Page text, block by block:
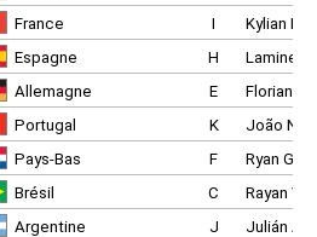
France I
Kylian
Espagne H
Lamine
Allemagne E
Florian
Portugal K
João
Pays-Bas F
Ryan
Brésil C
Rayan
Argentine J
Julián